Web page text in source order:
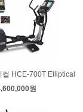
컬 HCE-700T Elliptical
원